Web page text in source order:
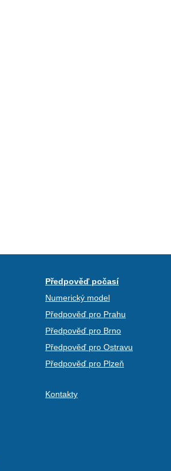
Předpověď počasí
Numerický model
Předpověď pro Prahu
Předpověď pro Brno
Předpověď pro Ostravu
Předpověď pro Plzeň
Kontakty